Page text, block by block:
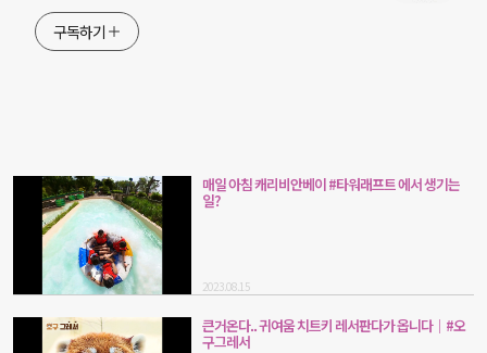
구독하기
매일 아침 캐리비안베이 #타워래프트 에서 생기는
일?
2023.08.15
큰거온다.. 귀여움 치트키 레서판다가 옵니다│#오
구그레서